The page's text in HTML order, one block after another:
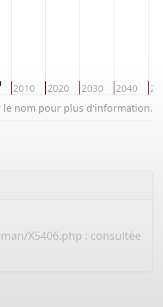
2010 2020 2030 2040
le nom pour plus d'information.
X5406.php : consultée